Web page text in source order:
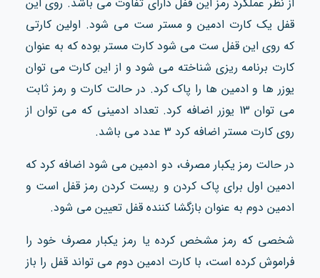
قفل یک کارت ادمین و مستر ست می شود. اولین کارتی
که روی این قفل ست می شود کارت مستر بوده که به عنوان
کارت برنامه ریزی شناخته می شود و از این کارت می توان
یوزر ها و ادمین ها را پاک کرد. در حالت کارت و رمز ثابت
می توان 13 یوزر اضافه کرد. تعداد ادمینی که می توان از
روی کارت مستر اضافه کرد 3 عدد می باشد.
در حالت رمز یکبار مصرف، دو ادمین می شود اضافه کرد که
ادمین اول برای پاک کردن و ریست کردن رمز قفل است و
ادمین دوم به عنوان بازگشا کننده قفل تعیین می شود.
شخصی که رمز مشخص کرده یا رمز یکبار مصرف خود را
فراموش کرده است، با کارت ادمین دوم می تواند قفل را باز